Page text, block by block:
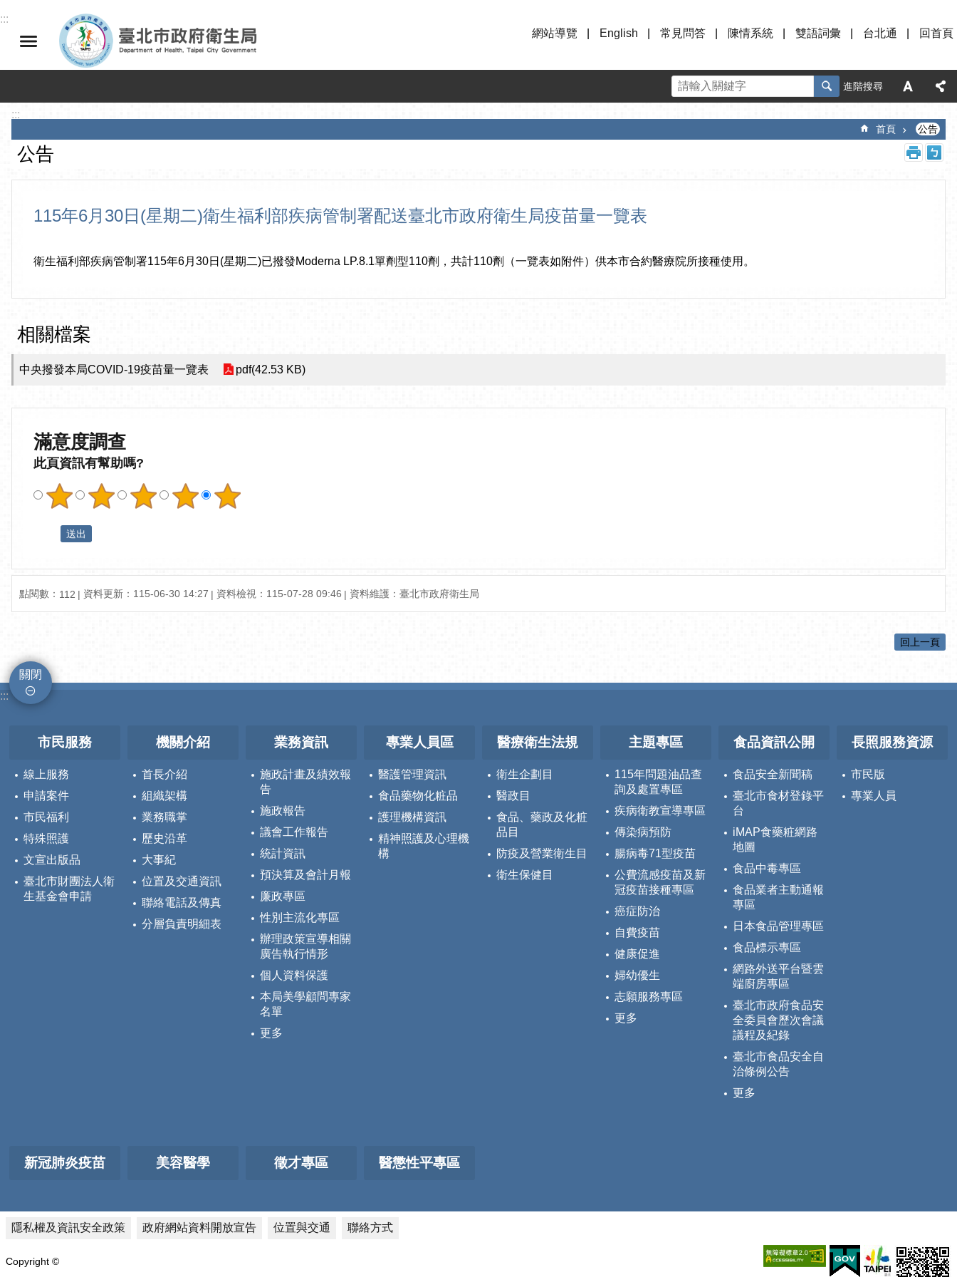
跳到主要內容區塊
:::
網站導覽
English 常見問答 陳情系統 雙語詞彙 台北通 回首頁
進階搜尋
:::
首頁 公告
公告
115年6月30日(星期二)衛生福利部疾病管制署配送臺北市政府衛生局疫苗量一覽表
衛生福利部疾病管制署115年6月30日(星期二)已撥發Moderna LP.8.1單劑型110劑，共計110劑（一覽表如附件）供本市合約醫療院所接種使用。
相關檔案
中央撥發本局COVID-19疫苗量一覽表 pdf(42.53 KB)
滿意度調查
此頁資訊有幫助嗎?
點閱數： 112 資料更新：115-06-30 14:27 資料檢視：115-07-28 09:46 資料維護：臺北市政府衛生局
回上一頁
關閉
:::
市民服務
線上服務
申請案件
市民福利
特殊照護
文宣出版品
臺北市財團法人衛
生基金會申請
機關介紹
首長介紹
組織架構
業務職掌
歷史沿革
大事紀
位置及交通資訊
聯絡電話及傳真
分層負責明細表
業務資訊
施政計畫及績效報
告
施政報告
議會工作報告
統計資訊
預決算及會計月報
廉政專區
性別主流化專區
辦理政策宣導相關
廣告執行情形
個人資料保護
本局美學顧問專家
名單
更多
專業人員區
醫護管理資訊
食品藥物化粧品
護理機構資訊
精神照護及心理機
構
醫療衛生法規
衛生企劃目
醫政目
食品、藥政及化粧
品目
防疫及營業衛生目
衛生保健目
主題專區
115年問題油品查
詢及處置專區
疾病衛教宣導專區
傳染病預防
腸病毒71型疫苗
公費流感疫苗及新
冠疫苗接種專區
癌症防治
自費疫苗
健康促進
婦幼優生
志願服務專區
更多
食品資訊公開
食品安全新聞稿
臺北市食材登錄平
台
iMAP食藥粧網路
地圖
食品中毒專區
食品業者主動通報
專區
日本食品管理專區
食品標示專區
網路外送平台暨雲
端廚房專區
臺北市政府食品安
全委員會歷次會議
議程及紀錄
臺北市食品安全自
治條例公告
更多
長照服務資源
市民版
專業人員
新冠肺炎疫苗 美容醫學 徵才專區 醫懲性平專區
隱私權及資訊安全政策 政府網站資料開放宣告 位置與交通 聯絡方式
Copyright ©